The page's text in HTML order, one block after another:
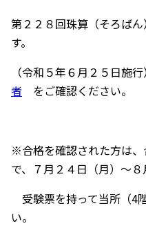
第２２８回珠算（そろば
す。
（令和５年６月２５日施行
者 をご確認ください。
※合格を確認された方は
で、７月２４日（月）～
受験票を持って当所（4
い。